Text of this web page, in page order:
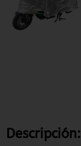
Descripción: